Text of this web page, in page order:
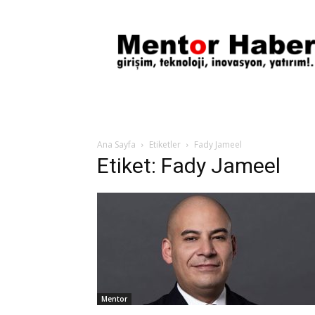
Haber
Ana Sayfa Etiketler Fady Jameel
Etiket: Fady Jameel
Mentor